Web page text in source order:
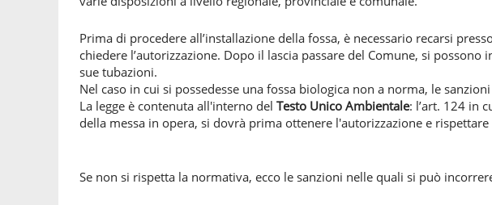
Prima di procedere all’installazione della fossa, è necessario recarsi
chiedere l’autorizzazione. Dopo il lascia passare del Comune, si
sue tubazioni.
Nel caso in cui si possedesse una fossa biologica non a norma, le
La legge è contenuta all'interno del Testo Unico Ambientale: l’art. 124 in
della messa in opera, si dovrà prima ottenere l'autorizzazione e
Se non si rispetta la normativa, ecco le sanzioni nelle quali si può